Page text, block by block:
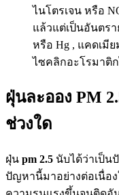
ไนโตรเจน หรือ
แล้วแต่เป็นอันตร
หรือ Hg , แคดเมี
ไซคลิกอะโรมาติ
ฝุ่นละออง PM
ช่วงใด
ฝุ่น pm 2.5 นับได้ว่าเป็น
ปัญหานี้มาอย่างต่อเนื่อง